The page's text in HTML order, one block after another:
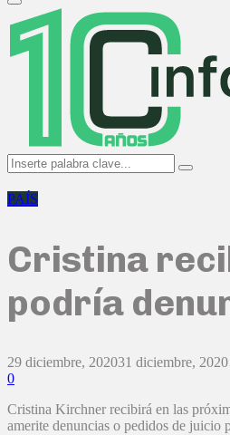
Primary
Menu
Search
for:
Search
PAÍS
Cristina
podría
29 diciembre, 202031 diciembre, 2020
0
Cristina Kirchner recibirá en las
amerite denuncias o pedidos de juicio